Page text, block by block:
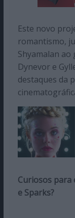
Este novo
romantismo,
Shyamalan
Dynevor e
destaques da
Curiosos para
e Sparks?